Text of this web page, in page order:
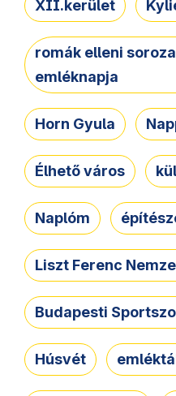
XII.kerület
romák elleni
emléknapja
Horn Gyula
Élhető város
Naplóm
Liszt Ferenc
Budapesti
Húsvét